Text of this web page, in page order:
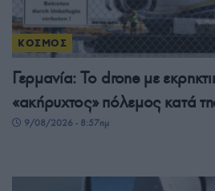
ΚΟΣΜΟΣ
Γερμανία: Το drone με
«ακήρυχτος» πόλεμος κατά
9/08/2026 - 8:57πμ